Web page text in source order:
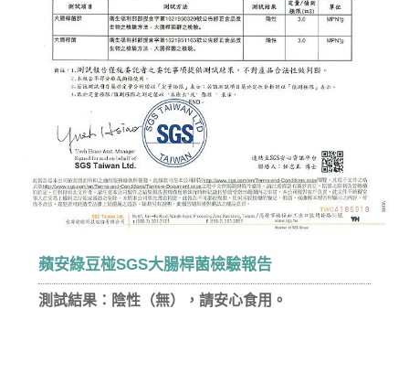
蘋安綠豆椪SGS大腸桿菌檢驗報告
測試結果：陰性（無），請安心食用。